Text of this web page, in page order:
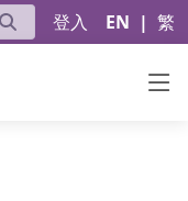
登入 EN | 繁